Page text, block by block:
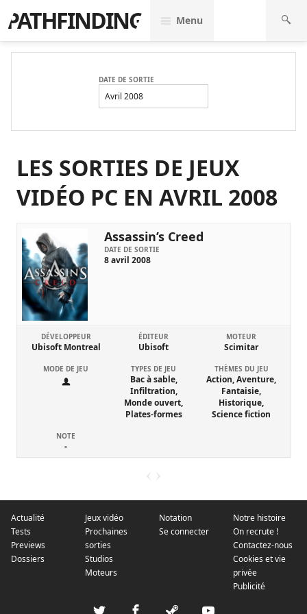
PATHFINDING Menu
DATE DE SORTIE
Avril 2008
LES SORTIES DE JEUX
VIDÉO PC EN AVRIL 2008
Assassin’s Creed
DATE DE SORTIE
8 avril 2008
DÉVELOPPEUR
Ubisoft Montreal
ÉDITEUR
Ubisoft
MOTEUR
Scimitar
MODE DE JEU TYPES DE JEU
Bac à sable,
Infiltration,
Monde ouvert,
Plates-formes
THÈMES DU JEU
Action, Aventure,
Fantaisie,
Historique,
Science fiction
NOTE
-
Actualité
Tests
Previews
Dossiers
Jeux vidéo
Prochaines
sorties
Studios
Moteurs
Notation
Se connecter
Notre histoire
On recrute !
Contactez-nous
Cookies et vie
privée
Publicité